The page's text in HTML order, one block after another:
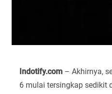
Indotify.com – Akhirnya,
6 mulai tersingkap sedikit